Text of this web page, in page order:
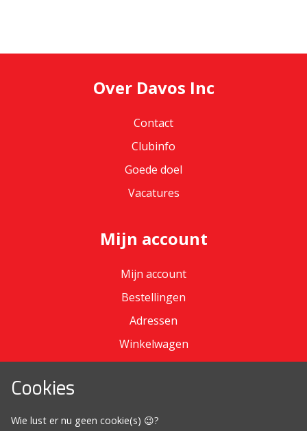
Cookies
Wie lust er nu geen cookie(s) 😉?
Over Davos Inc
Contact
Clubinfo
Goede doel
Vacatures
Mijn account
Mijn account
Bestellingen
Adressen
Winkelwagen
Algemene voorwaarden